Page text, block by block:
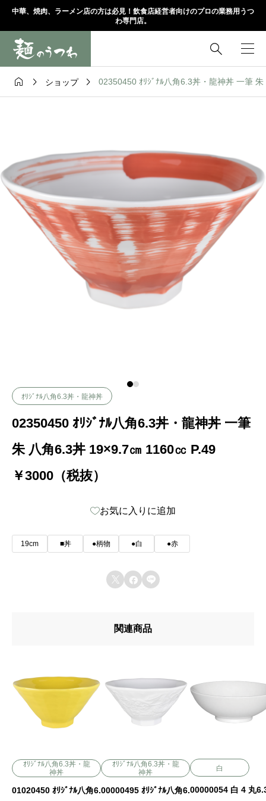
中華、焼肉、ラーメン店の方は必見！飲食店経営者向けのプロの業務用うつ
わ専門店。

  ショップ  02350450 ｵﾘｼﾞﾅﾙ八角6.3丼・龍神丼 一筆
ｵﾘｼﾞﾅﾙ八角6.3丼・龍神丼
02350450 ｵﾘｼﾞﾅﾙ八角6.3丼・龍神丼 一筆
朱 八角6.3丼 19×9.7㎝ 1160㏄ P.49
￥3000（税抜）
お気に入りに追加
19cm ■丼 ●柄物 ●白 ●赤
  
関連商品
ｵﾘｼﾞﾅﾙ八角6.3丼・龍
神丼
01020450 ｵﾘｼﾞﾅﾙ八角6.
ｵﾘｼﾞﾅﾙ八角6.3丼・龍
神丼
00000495 ｵﾘｼﾞﾅﾙ八角6.
白
00000054 白 4 丸